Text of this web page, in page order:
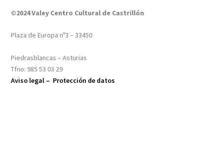
©2024 Valey Centro Cultural de Castrillón
Plaza de Europa nº3 – 33450
Piedrasblancas – Asturias
Tfno: 985 53 03 29
Aviso legal – Protección de datos